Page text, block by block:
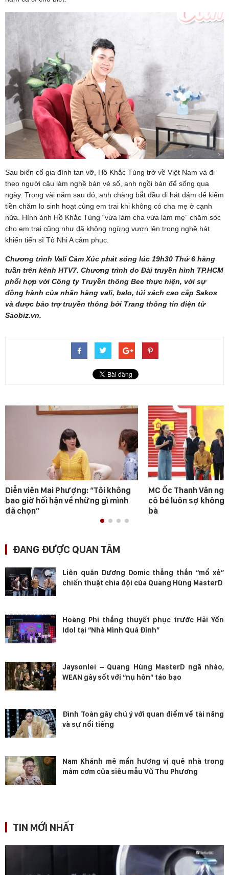
Sau biến cố gia đình tan vỡ, Hồ Khắc Tùng trở về Việt Nam và đi
theo người cậu làm nghề bán vé số, anh ngồi bán để sống qua
ngày. Trong vài năm sau đó, anh chàng bắt đầu đi hát đám để kiếm
tiền chăm lo sinh hoạt cùng em trai khi không có cha mẹ ở cạnh
nữa. Hình ảnh Hồ Khắc Tùng “vừa làm cha vừa làm mẹ” chăm sóc
cho em trai cũng như đã không ngừng vươn lên trong nghề hát
khiến tiến sĩ Tô Nhi A cảm phục.
Chương trình Vali Cảm Xúc phát sóng lúc 19h30 Thứ 6 hàng
tuần trên kênh HTV7. Chương trình do Đài truyền hình TP.HCM
phối hợp với Công ty Truyền thông Bee thực hiện, với sự
đồng hành của nhãn hàng vali, balo, túi xách cao cấp Sakos
và được bảo trợ truyền thông bởi Trang thông tin điện tử
Saobiz.vn.
Diễn viên Mai Phượng: “Tôi không
bao giờ hối hận về những gì mình
đã chọn”
MC Ốc Thanh Vân
cô bé luôn sợ không
bà
ĐANG ĐƯỢC QUAN TÂM
Liên quân Dương Domic thẳng thắn “mổ xẻ”
chiến thuật chia đội của Quang Hùng MasterD
Hoàng Phi thắng thuyết phục trước Hải Yến
Idol tại “Nhà Mình Quá Đỉnh”
Jaysonlei – Quang Hùng MasterD ngã nhào,
WEAN gây sốt với “nụ hôn” táo bạo
Đình Toàn gây chú ý với quan điểm về tài năng
và sự nổi tiếng
Nam Khánh mê mẩn hương vị quê nhà trong
mâm cơm của siêu mẫu Vũ Thu Phương
TIN MỚI NHẤT